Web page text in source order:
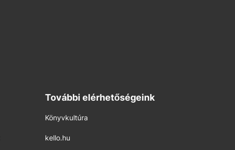
További elérhetőségeink
Könyvkultúra
kello.hu